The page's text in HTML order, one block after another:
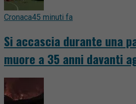
Cronaca45 minuti fa
Si accascia durante una
muore a 35 anni davanti